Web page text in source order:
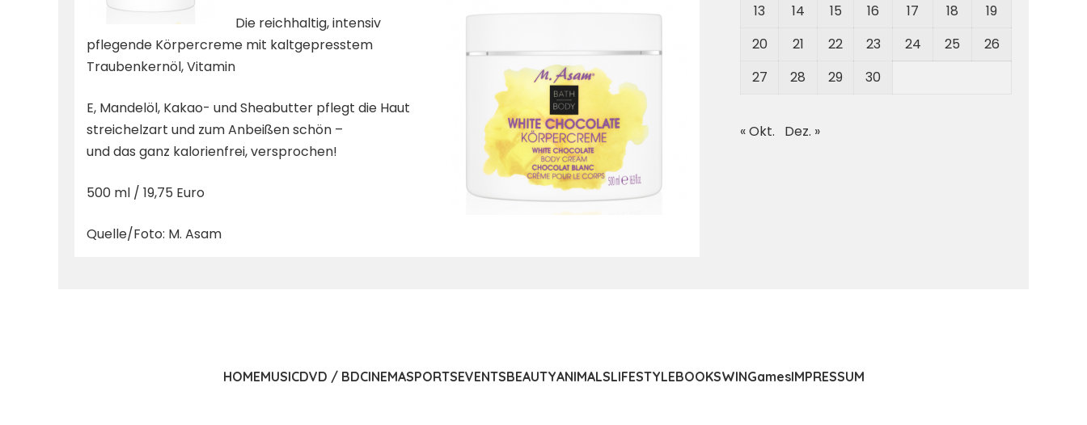
Die reichhaltig, intensiv
pflegende Körpercreme mit kaltgepresstem
Traubenkernöl, Vitamin
E, Mandelöl, Kakao- und Sheabutter pflegt die Haut
streichelzart und zum Anbeißen schön –
und das ganz kalorienfrei, versprochen!
500 ml / 19,75 Euro
Quelle/Foto: M. Asam
13
14 15 16 17 18
19
20
21 22 23 24 25
26
27
28 29 30
« Okt. Dez. »
HOMEMUSICDVD / BDCINEMASPORTSEVENTSBEAUTYANIMALSLIFESTYLEBOOKSWINGamesIMPRESSUM